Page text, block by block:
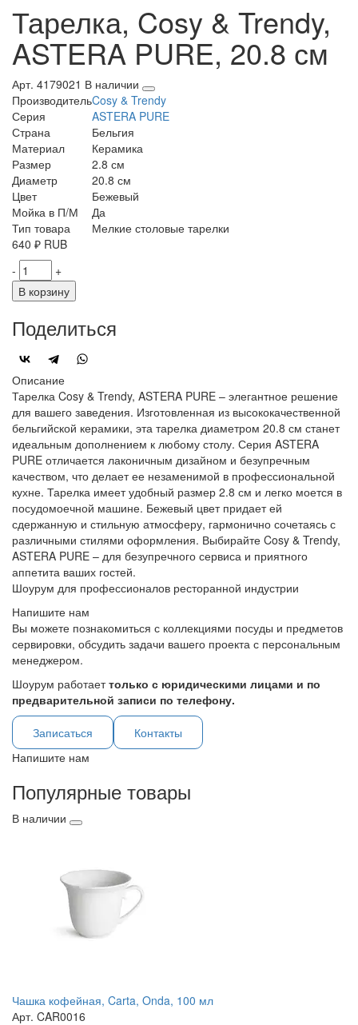
Тарелка, Cosy & Trendy,
ASTERA PURE, 20.8 см
Арт. 4179021 В наличии
ПроизводительCosy & Trendy
Серия
ASTERA PURE
Страна
Бельгия
Материал
Керамика
Размер
2.8 см
Диаметр
20.8 см
Цвет
Бежевый
Мойка в П/М
Да
Тип товара
Мелкие столовые тарелки
640 ₽ RUB
-
+
В корзину
Поделиться
Описание
Тарелка Cosy & Trendy, ASTERA PURE – элегантное решение
для вашего заведения. Изготовленная из высококачественной
бельгийской керамики, эта тарелка диаметром 20.8 см станет
идеальным дополнением к любому столу. Серия ASTERA
PURE отличается лаконичным дизайном и безупречным
качеством, что делает ее незаменимой в профессиональной
кухне. Тарелка имеет удобный размер 2.8 см и легко моется в
посудомоечной машине. Бежевый цвет придает ей
сдержанную и стильную атмосферу, гармонично сочетаясь с
различными стилями оформления. Выбирайте Cosy & Trendy,
ASTERA PURE – для безупречного сервиса и приятного
аппетита ваших гостей.
Шоурум для профессионалов ресторанной индустрии
Напишите нам
Вы можете познакомиться с коллекциями посуды и предметов
сервировки, обсудить задачи вашего проекта с персональным
менеджером.
Шоурум работаеттолько с юридическими лицами и по
предварительной записи по телефону.
Записаться
Контакты
Напишите нам
Популярные товары
В наличии
Чашка кофейная, Carta, Onda, 100 мл
Арт. CAR0016